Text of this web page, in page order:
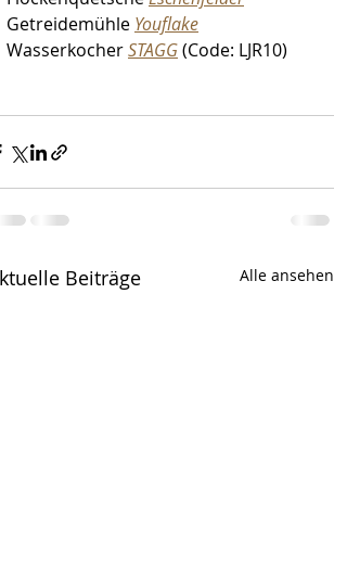
Getreidemühle Youflake
Wasserkocher STAGG (Code: LJR10)
Beiträge Alle ansehen